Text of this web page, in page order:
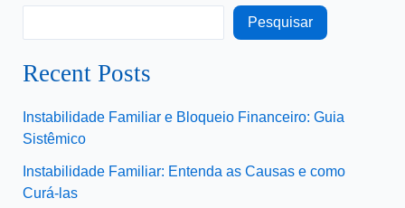
Pesquisar
Recent Posts
Instabilidade Familiar e Bloqueio Financeiro: Guia
Sistêmico
Instabilidade Familiar: Entenda as Causas e como
Curá-las